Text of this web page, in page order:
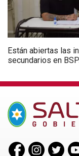
Están abiertas las
secundarios en